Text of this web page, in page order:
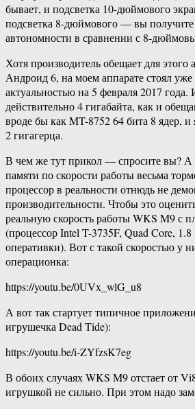
бывает, и подсветка 10-дюймового
подсветка 8-дюймового — вы
автономности в сравнении с 8-
Хотя производитель обещает для этого
Андроид 6, на моем аппарате стоял
актуальностью на 5 февраля 2017 года.
действительно 4 гигабайта, как и
вроде бы как MT-8752 64 бита 8 ядер, и
2 гигагерца.
В чем же тут прикол — спросите вы? А
памяти по скорости работы весьма
процессор в реальности отнюдь не
производительности. Чтобы это
реальную скорость работы WKS M9 с
(процессор Intel T-3735F, Quad Core,
оперативки). Вот с такой скоростью у
операционка:
https://youtu.be/0UVx_wlG_u8
А вот так стартует типичное
игрушечка Dead Tide):
https://youtu.be/i-ZYfzsK7eg
В обоих случаях WKS M9 отстает от
игрушкой не сильно. При этом надо